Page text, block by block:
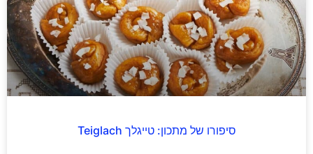
סיפורו של מתכון: טייגלך Teiglach